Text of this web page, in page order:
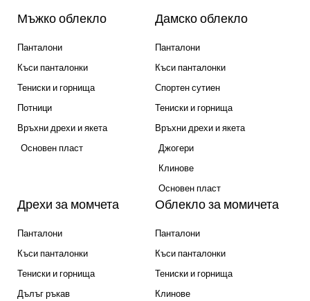
Мъжко облекло
Панталони
Къси панталонки
Тениски и горнища
Потници
Връхни дрехи и якета
Основен пласт
Дамско облекло
Панталони
Къси панталонки
Спортен сутиен
Тениски и горнища
Връхни дрехи и якета
Джогери
Клинове
Основен пласт
Дрехи за момчета
Панталони
Къси панталонки
Тениски и горнища
Дълъг ръкав
Облекло за момичета
Панталони
Къси панталонки
Тениски и горнища
Клинове